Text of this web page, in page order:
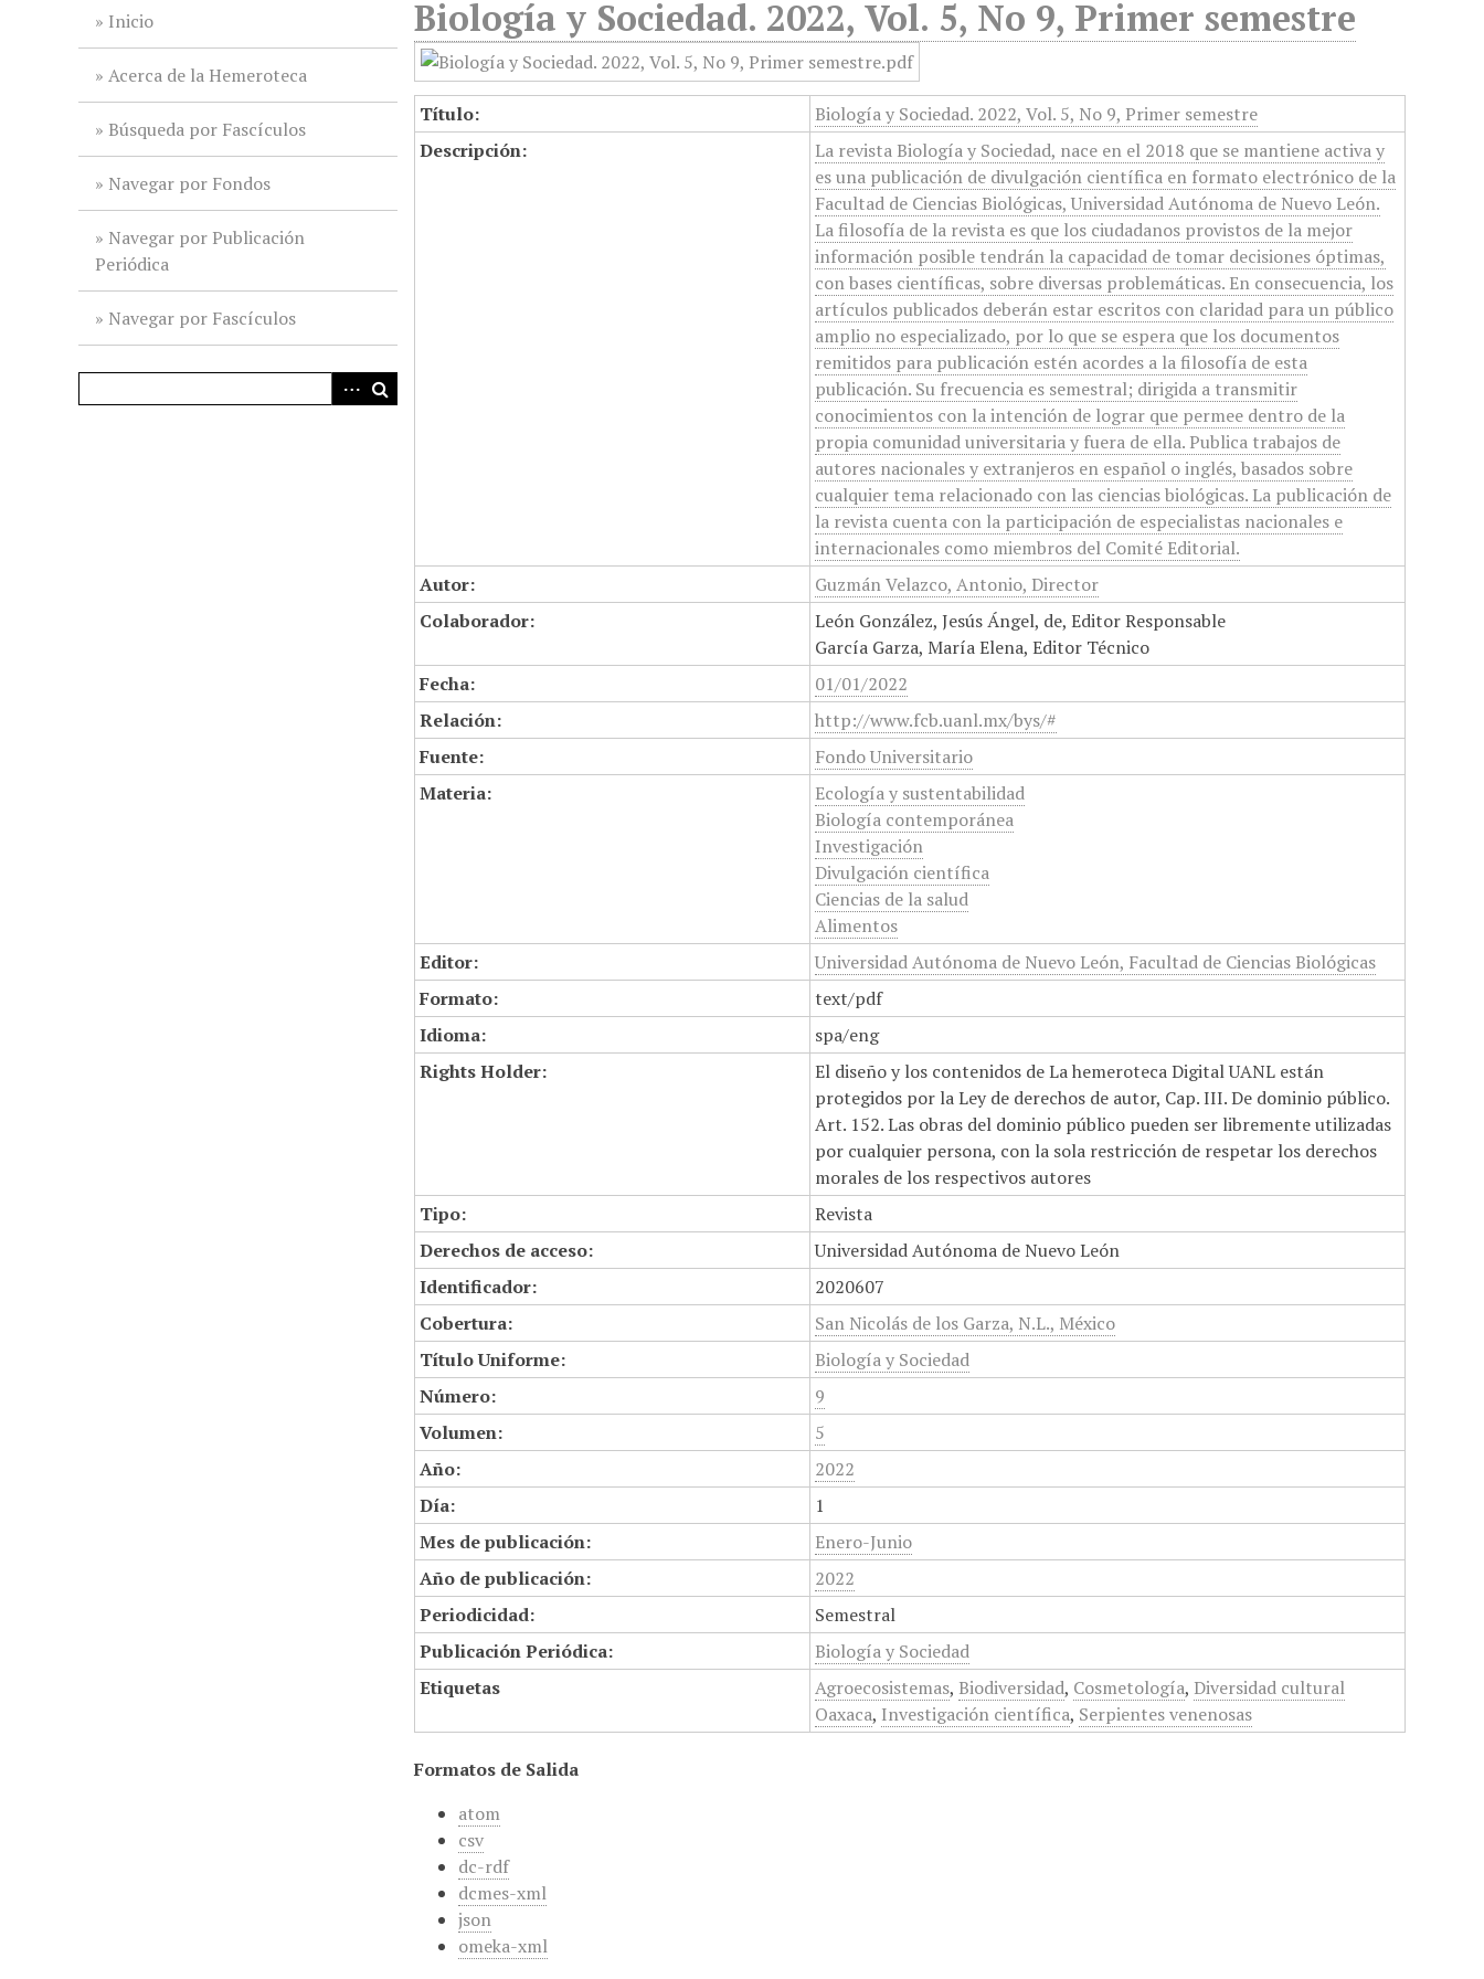
Inicio
Acerca de la Hemeroteca
Búsqueda por Fascículos
Navegar por Fondos
Navegar por Publicación
Periódica
Navegar por Fascículos
Biología y Sociedad. 2022, Vol. 5, No 9, Primer semestre
Título:
Biología y Sociedad. 2022, Vol. 5, No 9, Primer semestre
Descripción:
La revista Biología y Sociedad, nace en el 2018 que se mantiene activa y
es una publicación de divulgación científica en formato electrónico de la
Facultad de Ciencias Biológicas, Universidad Autónoma de Nuevo León.
La filosofía de la revista es que los ciudadanos provistos de la mejor
información posible tendrán la capacidad de tomar decisiones óptimas,
con bases científicas, sobre diversas problemáticas. En consecuencia, los
artículos publicados deberán estar escritos con claridad para un público
amplio no especializado, por lo que se espera que los documentos
remitidos para publicación estén acordes a la filosofía de esta
publicación. Su frecuencia es semestral; dirigida a transmitir
conocimientos con la intención de lograr que permee dentro de la
propia comunidad universitaria y fuera de ella. Publica trabajos de
autores nacionales y extranjeros en español o inglés, basados sobre
cualquier tema relacionado con las ciencias biológicas. La publicación de
la revista cuenta con la participación de especialistas nacionales e
internacionales como miembros del Comité Editorial.
Autor:
Guzmán Velazco, Antonio, Director
Colaborador:
León González, Jesús Ángel, de, Editor Responsable
García Garza, María Elena, Editor Técnico
Fecha:
01/01/2022
Relación:
http://www.fcb.uanl.mx/bys/#
Fuente:
Fondo Universitario
Materia:
Ecología y sustentabilidad
Biología contemporánea
Investigación
Divulgación científica
Ciencias de la salud
Alimentos
Editor:
Universidad Autónoma de Nuevo León, Facultad de Ciencias Biológicas
Formato:
text/pdf
Idioma:
spa/eng
Rights Holder:
El diseño y los contenidos de La hemeroteca Digital UANL están
protegidos por la Ley de derechos de autor, Cap. III. De dominio público.
Art. 152. Las obras del dominio público pueden ser libremente utilizadas
por cualquier persona, con la sola restricción de respetar los derechos
morales de los respectivos autores
Tipo:
Revista
Derechos de acceso:
Universidad Autónoma de Nuevo León
Identificador:
2020607
Cobertura:
San Nicolás de los Garza, N.L., México
Título Uniforme:
Biología y Sociedad
Número:
9
Volumen:
5
Año:
2022
Día:
1
Mes de publicación:
Enero-Junio
Año de publicación:
2022
Periodicidad:
Semestral
Publicación Periódica:
Biología y Sociedad
Etiquetas
Agroecosistemas, Biodiversidad, Cosmetología, Diversidad cultural
Oaxaca, Investigación científica, Serpientes venenosas
Formatos de Salida
atom
csv
dc-rdf
dcmes-xml
json
omeka-xml